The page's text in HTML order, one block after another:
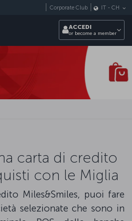
Corporate Club IT - CH
ACCEDI
or become a member
carta di credito
con le Miglia
Miles&Smiles, puoi fare
selezionate che sono in